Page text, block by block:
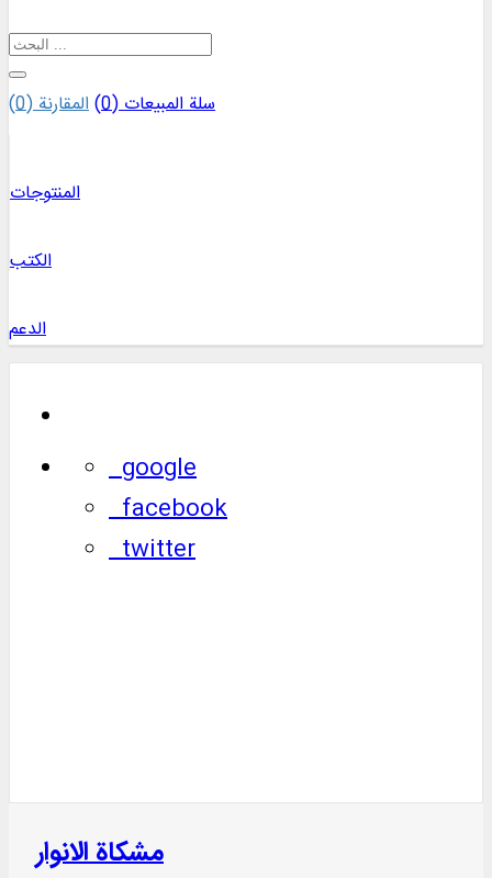
سلة المبيعات (0
)المقارنة (0
)
المنتوجات
الكتب
الدعم
google
facebook
twitter
مشكاة الانوار